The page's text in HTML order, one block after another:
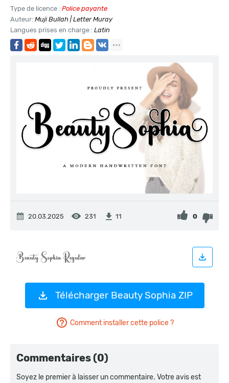
Type de licence : Police payante
Auteur: Muji Bullah | Letter Muray
Langues prises en charge : Latin
20.03.2025 231 11 0
Télécharger Beauty Sophia ZIP
Comment installer cette police ?
Commentaires (0)
Soyez le premier à laisser un commentaire. Votre avis est